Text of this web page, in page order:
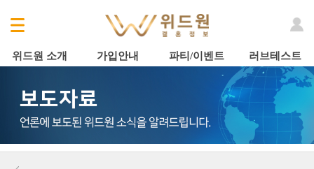
위드원 소개 가입안내 파티/이벤트 러브테스트